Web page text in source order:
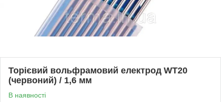
Торієвий вольфрамовий електрод WT20
(червоний) / 1,6 мм
В наявності